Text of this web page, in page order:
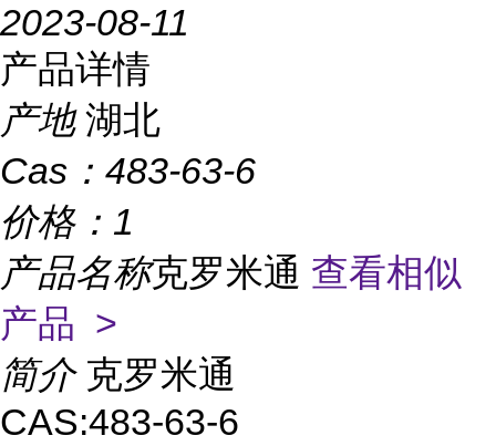
2023-08-11
产品详情
产地 湖北
Cas： 483-63-6
价格： 1
产品名称克罗米通 查看相似
产品 >
简介 克罗米通
CAS:483-63-6